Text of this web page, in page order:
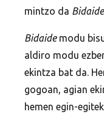
mintzo da Bidaide
Bidaidemodu
aldiro modu
ekintza bat da.
gogoan, agian
hemen egin-